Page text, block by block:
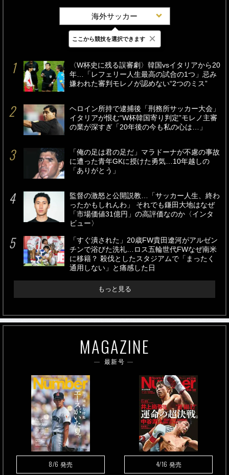
海外サッカー
最新 24時間 週間
〈W杯史に残る誤審劇〉韓国vsイタリアから20
年…「レフェリー人生最高の試合の1つ」忌み
嫌われた審判モレノが認めない“2つのミス”
ヘロイン所持で逮捕後「刑務所サッカー大会」
イタリアが恨む“W杯韓国寄り判定”モレノ主審
の業が深すぎ「20年後の今も私の心は…」
「俺の足は君の足だ」マラドーナが不慮の事故
に遭った青年GKに授けた勇気…10年越しの
「ありがとう」
監督の激怒と公開説教…「サッカー人生、終わ
ったかもしれんわ」 それでも鎌田大地はなぜ
「市場価値31億円」の高評価なのか〈インタ
ビュー〉
「すぐ潰された」20歳FW貴田遼河がアルゼン
チンで浴びた洗礼…ロス五輪世代FWなぜ南米
に移籍？ 殺伐としたスタジアムで「まったく
通用しない」と痛感した日
もっと見る
MAGAZINE
最新号
8/6 発売 4/16 発売
ここから競技を選択できます ×